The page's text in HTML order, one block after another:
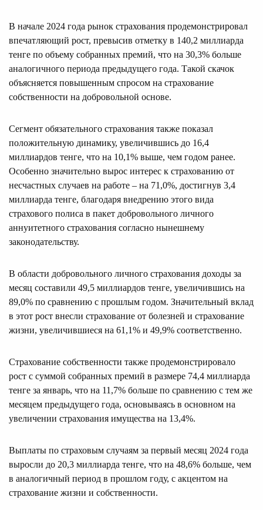
В начале 2024 года рынок страхования продемонстрировал
впечатляющий рост, превысив отметку в 140,2 миллиарда
тенге по объему собранных премий, что на 30,3% больше
аналогичного периода предыдущего года. Такой скачок
объясняется повышенным спросом на страхование
собственности на добровольной основе.
Сегмент обязательного страхования также показал
положительную динамику, увеличившись до 16,4
миллиардов тенге, что на 10,1% выше, чем годом ранее.
Особенно значительно вырос интерес к страхованию от
несчастных случаев на работе – на 71,0%, достигнув 3,4
миллиарда тенге, благодаря внедрению этого вида
страхового полиса в пакет добровольного личного
аннуитетного страхования согласно нынешнему
законодательству.
В области добровольного личного страхования доходы за
месяц составили 49,5 миллиардов тенге, увеличившись на
89,0% по сравнению с прошлым годом. Значительный вклад
в этот рост внесли страхование от болезней и страхование
жизни, увеличившиеся на 61,1% и 49,9% соответственно.
Страхование собственности также продемонстрировало
рост с суммой собранных премий в размере 74,4 миллиарда
тенге за январь, что на 11,7% больше по сравнению с тем же
месяцем предыдущего года, основываясь в основном на
увеличении страхования имущества на 13,4%.
Выплаты по страховым случаям за первый месяц 2024 года
выросли до 20,3 миллиарда тенге, что на 48,6% больше, чем
в аналогичный период в прошлом году, с акцентом на
страхование жизни и собственности.